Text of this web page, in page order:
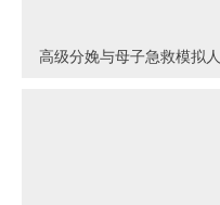
高级分娩与母子急救模拟人